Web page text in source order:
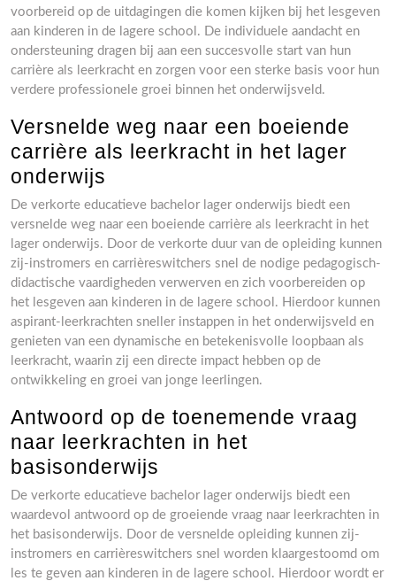
voorbereid op de uitdagingen die komen kijken bij het lesgeven
aan kinderen in de lagere school. De individuele aandacht en
ondersteuning dragen bij aan een succesvolle start van hun
carrière als leerkracht en zorgen voor een sterke basis voor hun
verdere professionele groei binnen het onderwijsveld.
Versnelde weg naar een boeiende
carrière als leerkracht in het lager
onderwijs
De verkorte educatieve bachelor lager onderwijs biedt een
versnelde weg naar een boeiende carrière als leerkracht in het
lager onderwijs. Door de verkorte duur van de opleiding kunnen
zij-instromers en carrièreswitchers snel de nodige pedagogisch-
didactische vaardigheden verwerven en zich voorbereiden op
het lesgeven aan kinderen in de lagere school. Hierdoor kunnen
aspirant-leerkrachten sneller instappen in het onderwijsveld en
genieten van een dynamische en betekenisvolle loopbaan als
leerkracht, waarin zij een directe impact hebben op de
ontwikkeling en groei van jonge leerlingen.
Antwoord op de toenemende vraag
naar leerkrachten in het
basisonderwijs
De verkorte educatieve bachelor lager onderwijs biedt een
waardevol antwoord op de groeiende vraag naar leerkrachten in
het basisonderwijs. Door de versnelde opleiding kunnen zij-
instromers en carrièreswitchers snel worden klaargestoomd om
les te geven aan kinderen in de lagere school. Hierdoor wordt er